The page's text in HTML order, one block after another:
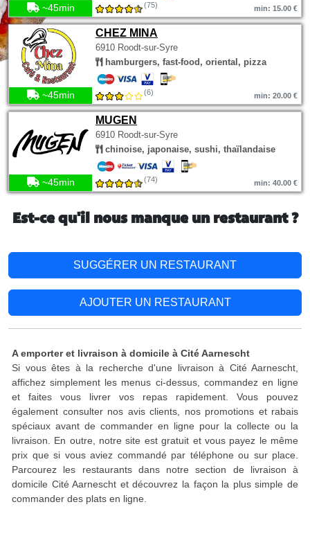
~45min (75) min: 15.00 €
CHEZ MINA
6910 Roodt-sur-Syre
hamburgers, fast-food, oriental, pizza
~45min (6) min: 20.00 €
MUGEN
6910 Roodt-sur-Syre
chinoise, japonaise, sushi, thaïlandaise
~45min (74) min: 40.00 €
Est-ce qu'il nous manque un restaurant ?
SUGGÉRER UN RESTAURANT
AJOUTER UN RESTAURANT
A emporter et livraison à domicile à Cité Aarnescht
Si vous êtes à la recherche d'une livraison à Cité Aarnescht,
affichez simplement les menus ci-dessus, commandez en ligne
et faites vous livrer vos repas rapidement. Vous pouvez
également consulter nos avis clients, nos promotions et rabais
spéciaux avant de commander en ligne pour la collecte ou la
livraison. En outre, notre site est gratuit et vous payez le même
prix que si vous aviez commandé par téléphone ou sur place.
Parcourez les restaurants dans notre section de livraison à
domicile Cité Aarnescht et découvrez la façon la plus simple de
commander des plats en ligne.